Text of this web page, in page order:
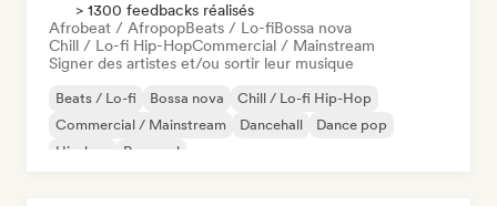
> 1300 feedbacks réalisés
Afrobeat / AfropopBeats / Lo-fiBossa nova
Chill / Lo-fi Hip-HopCommercial / Mainstream
Signer des artistes et/ou sortir leur musique
Beats / Lo-fi Bossa nova
Chill / Lo-fi Hip-Hop
Commercial / Mainstream
Dancehall
Dance pop
Hip-hop
Pop soul